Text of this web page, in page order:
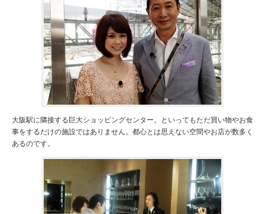
大阪駅に隣接する巨大ショッピングセンター。といってもただ買い物やお食
事をするだけの施設ではありません。都心とは思えない空間やお店が数多く
あるのです。